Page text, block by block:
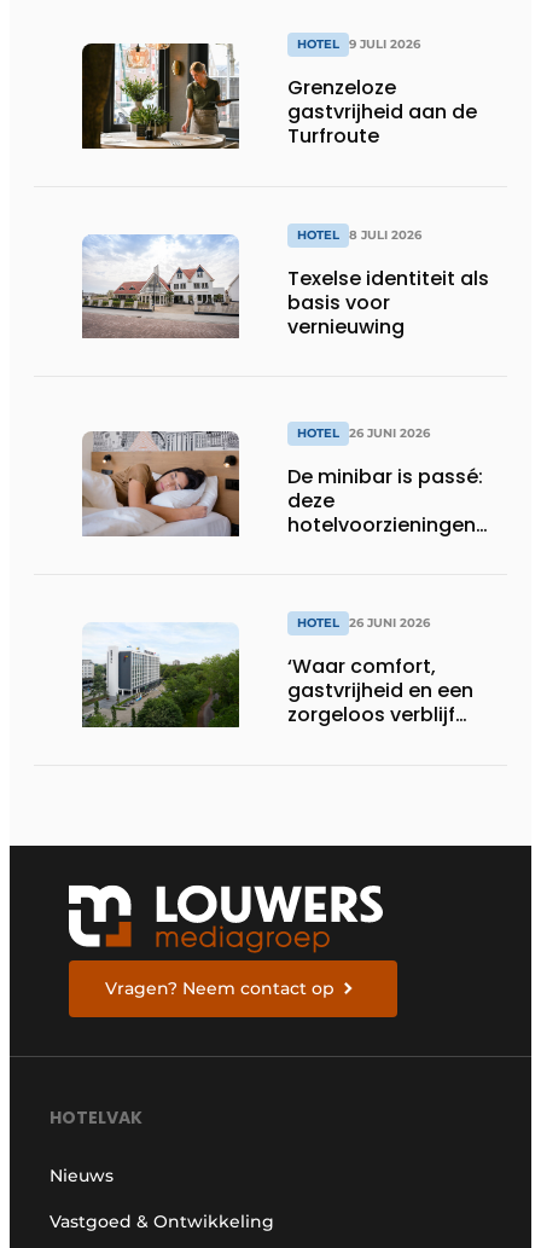
HOTEL 9 JULI 2026
Grenzeloze
gastvrijheid aan de
Turfroute
HOTEL 8 JULI 2026
Texelse identiteit als
basis voor
vernieuwing
HOTEL 26 JUNI 2026
De minibar is passé:
deze
hotelvoorzieningen
HOTEL 26 JUNI 2026
‘Waar comfort,
gastvrijheid en een
zorgeloos verblijf
Vragen? Neem contact op
HOTELVAK
Nieuws
Vastgoed & Ontwikkeling